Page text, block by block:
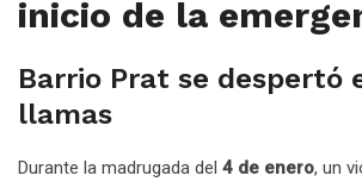
inicio de la
Barrio Prat se despertó
llamas
Durante la madrugada del 4 de enero, un